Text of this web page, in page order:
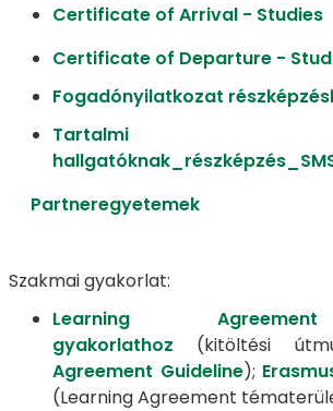
Certificate of Arrival - Studies
Certificate of Departure -
Fogadónyilatkozat
Tartalmi
Partneregyetemek
Szakmai gyakorlat:
Learning
gyakorlathoz (kitöltési
Agreement Guideline);
(Learning Agreement